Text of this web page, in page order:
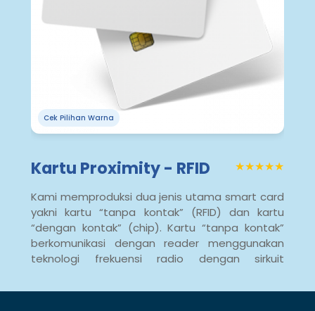
Cek Pilihan Warna
Kartu Proximity - RFID ★★★★★
Kami memproduksi dua jenis utama smart card
yakni kartu “tanpa kontak” (RFID) dan kartu
“dengan kontak” (chip). Kartu “tanpa kontak”
berkomunikasi dengan reader menggunakan
teknologi frekuensi radio dengan sirkuit
chip untuk menggunakannya mereka hanya